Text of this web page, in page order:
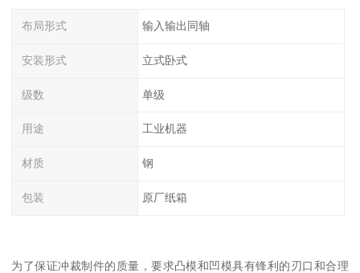
布局形式 输入输出同轴
安装形式 立式卧式
级数 单级
用途 工业机器
材质 钢
包装 原厂纸箱
为了保证冲裁制件的质量，要求凸模和凹模具有锋利的刃口和合理